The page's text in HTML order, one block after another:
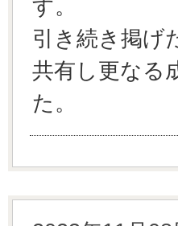
す。
引き続き掲げ
共有し更なる
た。